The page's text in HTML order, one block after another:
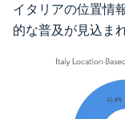
イタリアの位置情
的な普及が見込ま